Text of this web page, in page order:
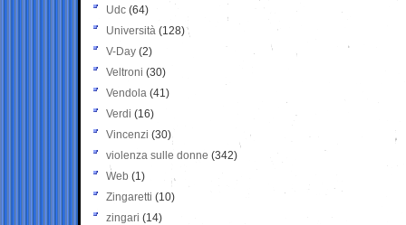
Udc (64)
Università (128)
V-Day (2)
Veltroni (30)
Vendola (41)
Verdi (16)
Vincenzi (30)
violenza sulle donne (342)
Web (1)
Zingaretti (10)
zingari (14)